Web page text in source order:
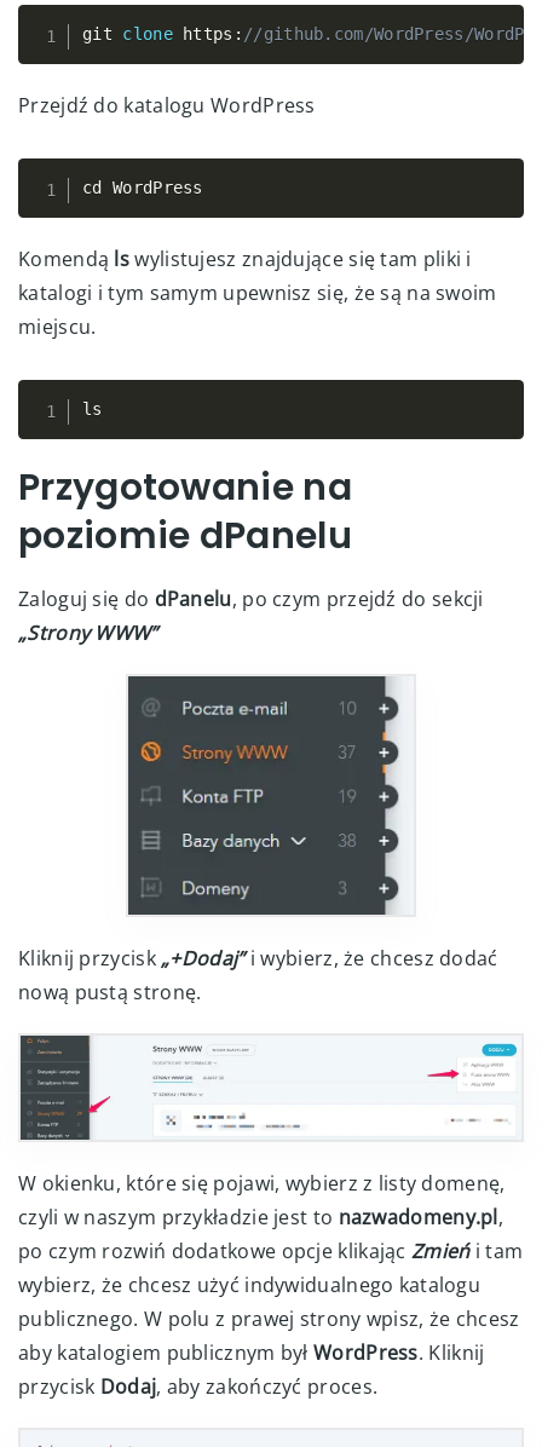
git clone https : //github.com/WordPress/Copy
Przejdź do katalogu WordPress
cd WordPress
Komendą lswylistujesz znajdujące się tam pliki i
katalogi i tym samym upewnisz się, że są na swoim
miejscu.
ls
Przygotowanie na
poziomie dPanelu
Zaloguj się do dPanelu, po czym przejdź do sekcji
„Strony WWW”
Kliknij przycisk „+Dodaj”i wybierz, że chcesz dodać
nową pustą stronę.
W okienku, które się pojawi, wybierz z listy domenę,
czyli w naszym przykładzie jest to nazwadomeny.pl,
po czym rozwiń dodatkowe opcje klikając Zmieńi tam
wybierz, że chcesz użyć indywidualnego katalogu
publicznego. W polu z prawej strony wpisz, że chcesz
aby katalogiem publicznym byłWordPress. Kliknij
przycisk Dodaj, aby zakończyć proces.